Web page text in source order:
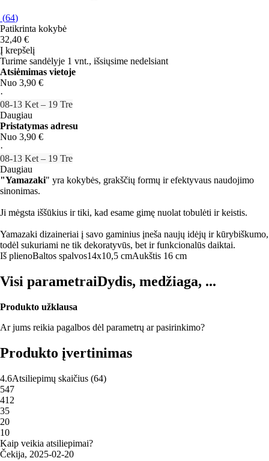
(64)
Patikrinta kokybė
32,40 €
Į krepšelį
Turime sandėlyje 1 vnt., išsiųsime nedelsiant
Atsiėmimas vietoje
Nuo 3,90 €
·
08‑13 Ket – 19 Tre
Daugiau
Pristatymas adresu
Nuo 3,90 €
·
08‑13 Ket – 19 Tre
Daugiau
"Yamazaki" yra kokybės, grakščių formų ir efektyvaus naudojimo
sinonimas.
Ji mėgsta iššūkius ir tiki, kad esame gimę nuolat tobulėti ir keistis.
Yamazaki dizaineriai į savo gaminius įneša naujų idėjų ir kūrybiškumo,
todėl sukuriami ne tik dekoratyvūs, bet ir funkcionalūs daiktai.
Iš plienoBaltos spalvos14x10,5 cmAukštis 16 cm
Visi parametraiDydis, medžiaga, ...
Produkto užklausa
Ar jums reikia pagalbos dėl parametrų ar pasirinkimo?
Produkto įvertinimas
4.6Atsiliepimų skaičius (64)
547
412
35
20
10
Kaip veikia atsiliepimai?
Čekija, 2025‑02‑20